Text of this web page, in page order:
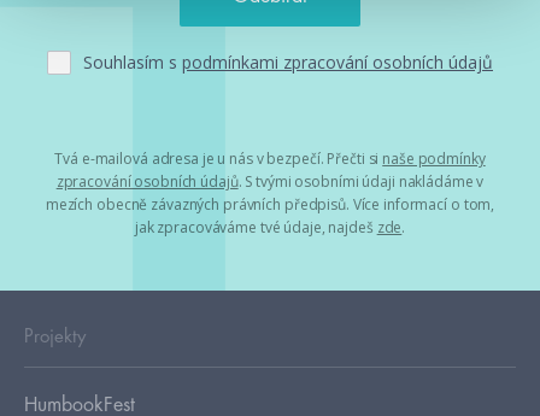
Souhlasím s podmínkami zpracování osobních údajů
Tvá e-mailová adresa je u nás v bezpečí. Přečti si naše podmínky
zpracování osobních údajů. S tvými osobními údaji nakládáme v
mezích obecně závazných právních předpisů. Více informací o tom,
jak zpracováváme tvé údaje, najdeš zde.
Projekty
HumbookFest